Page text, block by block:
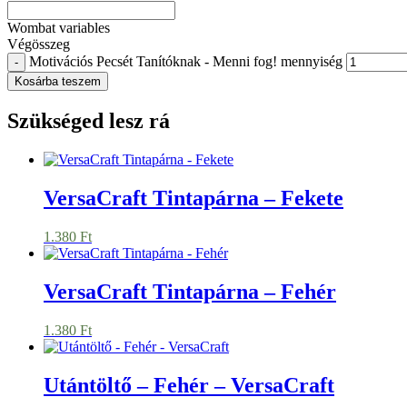
Wombat variables
Végösszeg
- Motivációs Pecsét Tanítóknak - Menni fog! mennyiség
Kosárba teszem
Szükséged lesz rá
VersaCraft Tintapárna – Fekete
1.380 Ft
VersaCraft Tintapárna – Fehér
1.380 Ft
Utántöltő – Fehér – VersaCraft